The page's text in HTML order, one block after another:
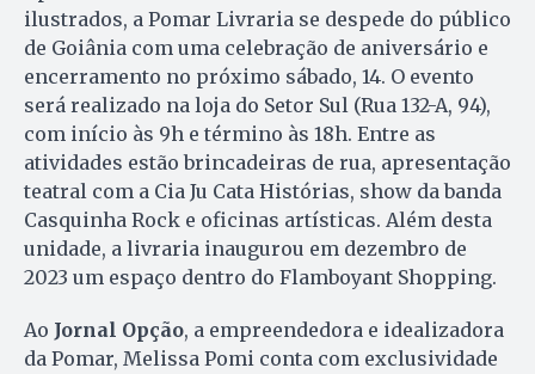
ilustrados, a Pomar Livraria se despede do público
de Goiânia com uma celebração de aniversário e
encerramento no próximo sábado, 14. O evento
será realizado na loja do Setor Sul (Rua 132-A, 94),
com início às 9h e término às 18h. Entre as
atividades estão brincadeiras de rua, apresentação
teatral com a Cia Ju Cata Histórias, show da banda
Casquinha Rock e oficinas artísticas. Além desta
unidade, a livraria inaugurou em dezembro de
2023 um espaço dentro do Flamboyant Shopping.
Ao Jornal Opção, a empreendedora e idealizadora
da Pomar, Melissa Pomi conta com exclusividade